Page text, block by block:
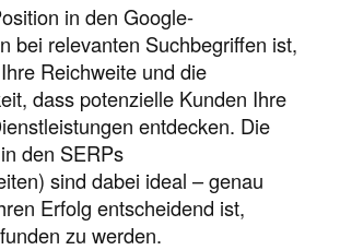
in den Google-
bei relevanten Suchbegriffen ist,
Reichweite und die
dass potenzielle Kunden Ihre
entdecken. Die
den SERPs
sind dabei ideal – genau
Erfolg entscheidend ist,
zu werden.